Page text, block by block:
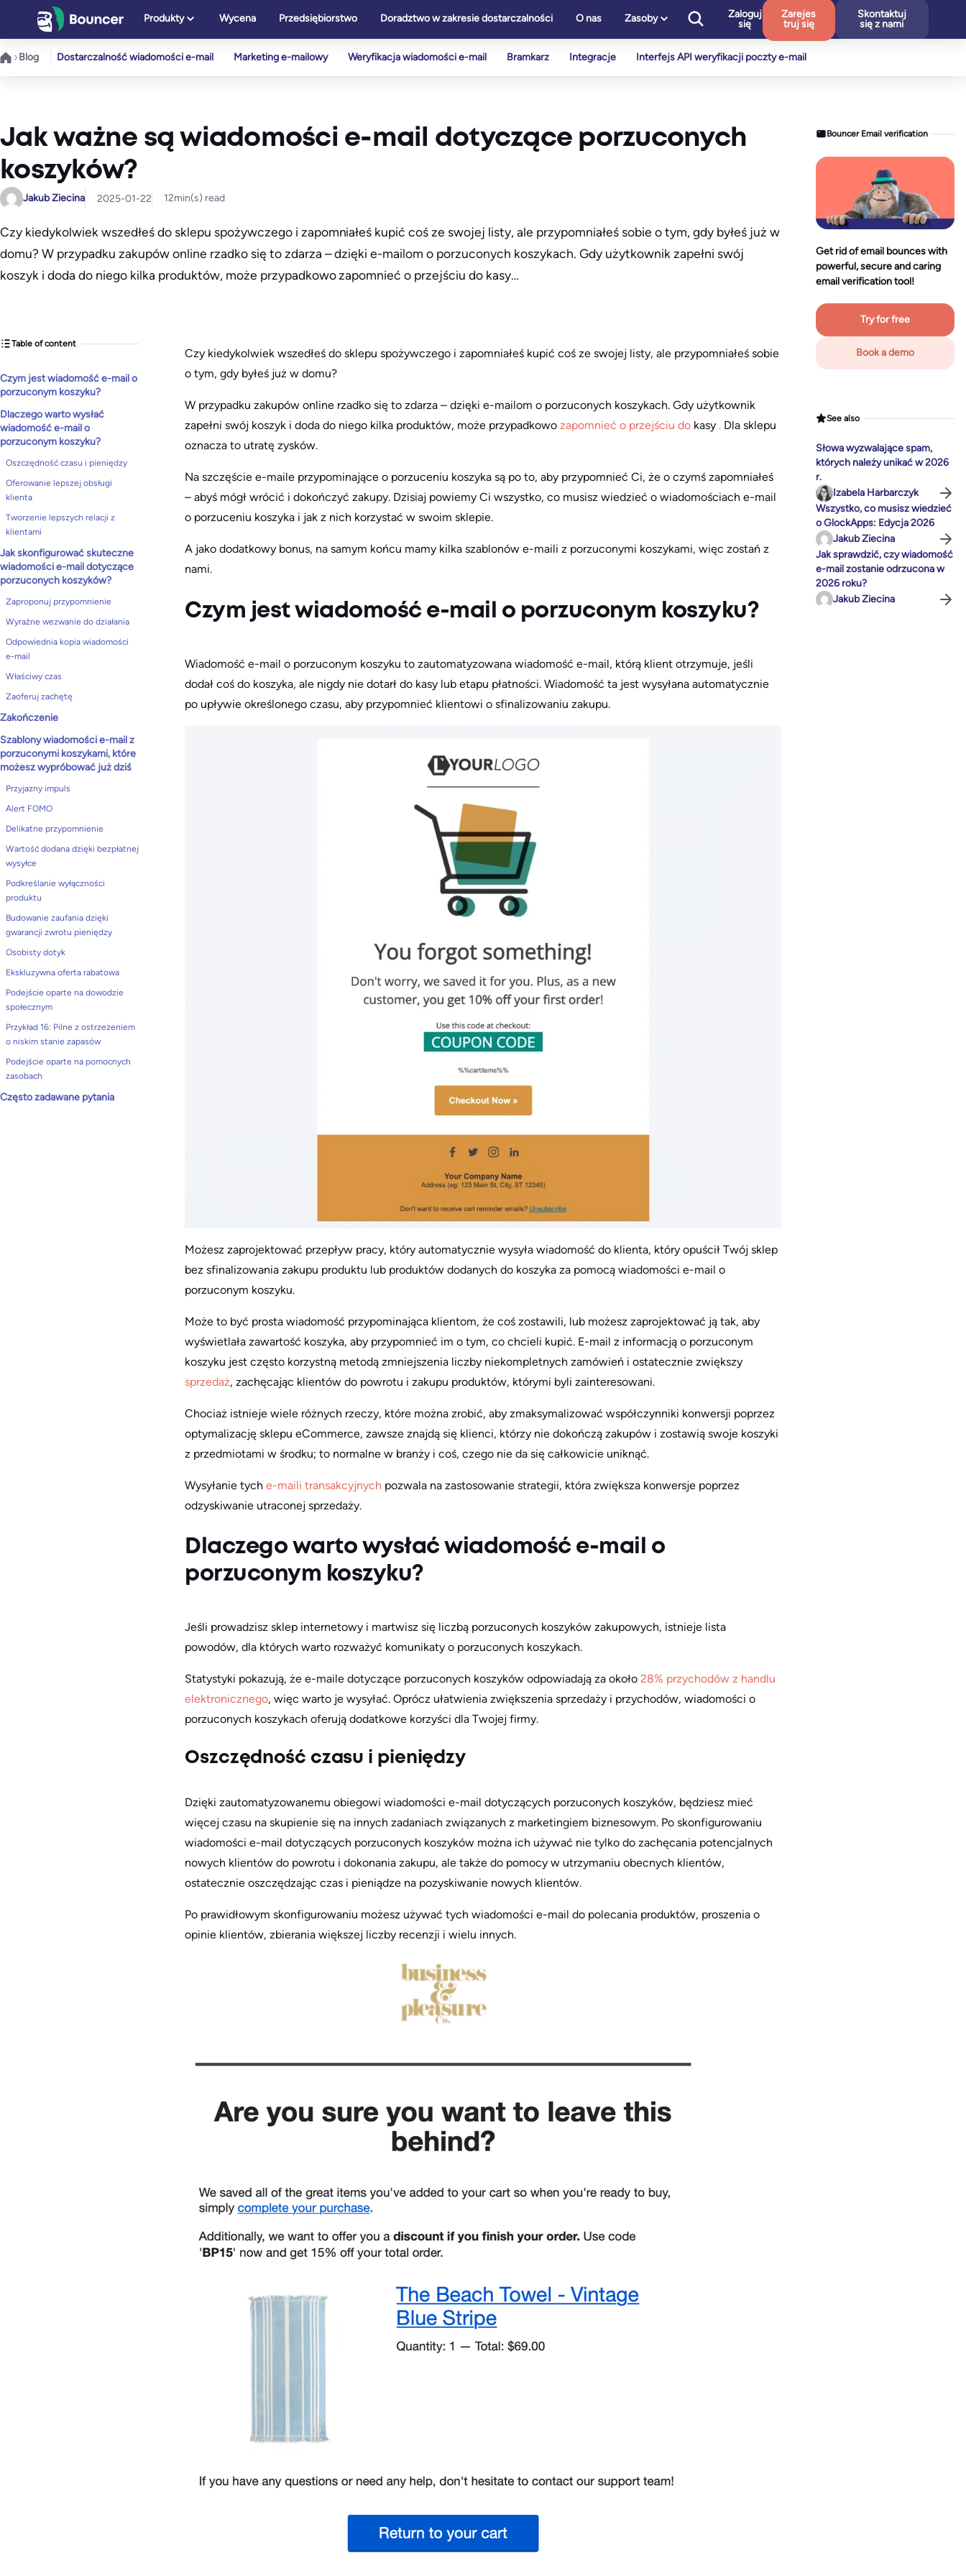
treści
Produkty Wycena Przedsiębiorstwo Doradztwo w zakresie dostarczalności O nas Zasoby
Zaloguj
się
Zarejes
truj się
Skontaktuj
się z nami
Blog Dostarczalność wiadomości e-mail Marketing e-mailowy Weryfikacja wiadomości e-mail Bramkarz Integracje Interfejs API weryfikacji poczty e-mail
Jak ważne są wiadomości e-mail dotyczące porzuconych
koszyków?
Jakub Ziecina 2025-01-22 12min(s) read
Czy kiedykolwiek wszedłeś do sklepu spożywczego i zapomniałeś kupić coś ze swojej listy, ale przypomniałeś sobie o tym, gdy byłeś już w
domu? W przypadku zakupów online rzadko się to zdarza – dzięki e-mailom o porzuconych koszykach. Gdy użytkownik zapełni swój
koszyk i doda do niego kilka produktów, może przypadkowo zapomnieć o przejściu do kasy…
Table of content
Czym jest wiadomość e-mail o
porzuconym koszyku?
Dlaczego warto wysłać
wiadomość e-mail o
porzuconym koszyku?
Oszczędność czasu i pieniędzy
Oferowanie lepszej obsługi
klienta
Tworzenie lepszych relacji z
klientami
Jak skonfigurować skuteczne
wiadomości e-mail dotyczące
porzuconych koszyków?
Zaproponuj przypomnienie
Wyraźne wezwanie do działania
Odpowiednia kopia wiadomości
e-mail
Właściwy czas
Zaoferuj zachętę
Zakończenie
Szablony wiadomości e-mail z
porzuconymi koszykami, które
możesz wypróbować już dziś
Przyjazny impuls
Alert FOMO
Delikatne przypomnienie
Wartość dodana dzięki bezpłatnej
wysyłce
Podkreślanie wyłączności
produktu
Budowanie zaufania dzięki
gwarancji zwrotu pieniędzy
Osobisty dotyk
Ekskluzywna oferta rabatowa
Podejście oparte na dowodzie
społecznym
Przykład 16: Pilne z ostrzeżeniem
o niskim stanie zapasów
Podejście oparte na pomocnych
zasobach
Często zadawane pytania
Czy kiedykolwiek wszedłeś do sklepu spożywczego i zapomniałeś kupić coś ze swojej listy, ale przypomniałeś sobie
o tym, gdy byłeś już w domu?
W przypadku zakupów online rzadko się to zdarza – dzięki e-mailom o porzuconych koszykach. Gdy użytkownik
zapełni swój koszyk i doda do niego kilka produktów, może przypadkowo zapomnieć o przejściu do kasy . Dla sklepu
oznacza to utratę zysków.
Na szczęście e-maile przypominające o porzuceniu koszyka są po to, aby przypomnieć Ci, że o czymś zapomniałeś
– abyś mógł wrócić i dokończyć zakupy. Dzisiaj powiemy Ci wszystko, co musisz wiedzieć o wiadomościach e-mail
o porzuceniu koszyka i jak z nich korzystać w swoim sklepie.
A jako dodatkowy bonus, na samym końcu mamy kilka szablonów e-maili z porzuconymi koszykami, więc zostań z
nami.
Czym jest wiadomość e-mail o porzuconym koszyku?
Wiadomość e-mail o porzuconym koszyku to zautomatyzowana wiadomość e-mail, którą klient otrzymuje, jeśli
dodał coś do koszyka, ale nigdy nie dotarł do kasy lub etapu płatności. Wiadomość ta jest wysyłana automatycznie
po upływie określonego czasu, aby przypomnieć klientowi o sfinalizowaniu zakupu.
Możesz zaprojektować przepływ pracy, który automatycznie wysyła wiadomość do klienta, który opuścił Twój sklep
bez sfinalizowania zakupu produktu lub produktów dodanych do koszyka za pomocą wiadomości e-mail o
porzuconym koszyku.
Może to być prosta wiadomość przypominająca klientom, że coś zostawili, lub możesz zaprojektować ją tak, aby
wyświetlała zawartość koszyka, aby przypomnieć im o tym, co chcieli kupić. E-mail z informacją o porzuconym
koszyku jest często korzystną metodą zmniejszenia liczby niekompletnych zamówień i ostatecznie zwiększy
sprzedaż, zachęcając klientów do powrotu i zakupu produktów, którymi byli zainteresowani.
Chociaż istnieje wiele różnych rzeczy, które można zrobić, aby zmaksymalizować współczynniki konwersji poprzez
optymalizację sklepu eCommerce, zawsze znajdą się klienci, którzy nie dokończą zakupów i zostawią swoje koszyki
z przedmiotami w środku; to normalne w branży i coś, czego nie da się całkowicie uniknąć.
Wysyłanie tych e-maili transakcyjnych pozwala na zastosowanie strategii, która zwiększa konwersje poprzez
odzyskiwanie utraconej sprzedaży.
Dlaczego warto wysłać wiadomość e-mail o
porzuconym koszyku?
Jeśli prowadzisz sklep internetowy i martwisz się liczbą porzuconych koszyków zakupowych, istnieje lista
powodów, dla których warto rozważyć komunikaty o porzuconych koszykach.
Statystyki pokazują, że e-maile dotyczące porzuconych koszyków odpowiadają za około 28% przychodów z handlu
elektronicznego, więc warto je wysyłać. Oprócz ułatwienia zwiększenia sprzedaży i przychodów, wiadomości o
porzuconych koszykach oferują dodatkowe korzyści dla Twojej firmy.
Oszczędność czasu i pieniędzy
Dzięki zautomatyzowanemu obiegowi wiadomości e-mail dotyczących porzuconych koszyków, będziesz mieć
więcej czasu na skupienie się na innych zadaniach związanych z marketingiem biznesowym. Po skonfigurowaniu
wiadomości e-mail dotyczących porzuconych koszyków można ich używać nie tylko do zachęcania potencjalnych
nowych klientów do powrotu i dokonania zakupu, ale także do pomocy w utrzymaniu obecnych klientów,
ostatecznie oszczędzając czas i pieniądze na pozyskiwanie nowych klientów.
Po prawidłowym skonfigurowaniu możesz używać tych wiadomości e-mail do polecania produktów, proszenia o
opinie klientów, zbierania większej liczby recenzji i wielu innych.
Bouncer Email verification
Get rid of email bounces with
powerful, secure and caring
email verification tool!
Try for free
Book a demo
See also
Słowa wyzwalające spam,
których należy unikać w 2026
r.
Izabela Harbarczyk
Wszystko, co musisz wiedzieć
o GlockApps: Edycja 2026
Jakub Ziecina
Jak sprawdzić, czy wiadomość
e-mail zostanie odrzucona w
2026 roku?
Jakub Ziecina